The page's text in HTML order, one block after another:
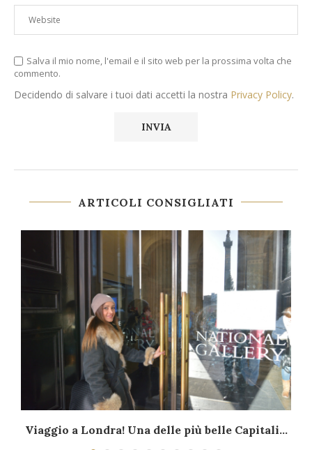
Salva il mio nome, l'email e il sito web per la prossima volta che
commento.
Decidendo di salvare i tuoi dati accetti la nostra Privacy Policy.
ARTICOLI CONSIGLIATI
Viaggio a Londra! Una delle più belle Capitali...